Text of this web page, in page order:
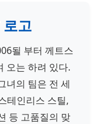
로고
될 부터 께트스
오는 하려 있다.
녀의 팀은 전 세
테인리스 스틸,
등 고품질의 맞